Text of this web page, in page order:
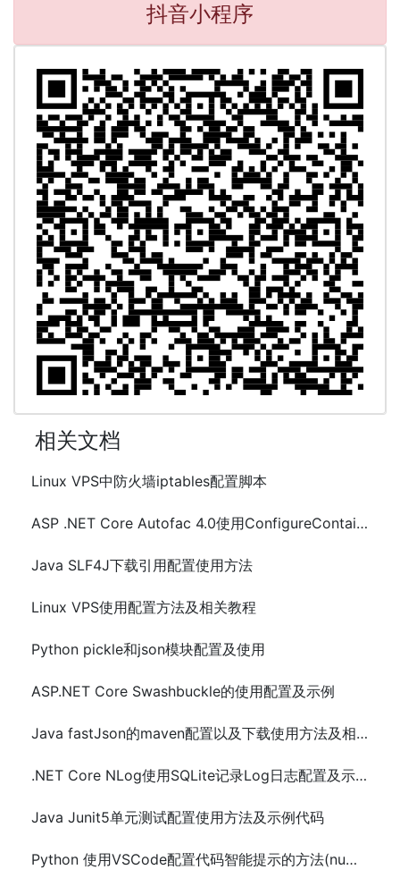
抖音小程序
相关文档
Linux VPS中防火墙iptables配置脚本
ASP .NET Core Autofac 4.0使用ConfigureContainer配置和示例代码
Java SLF4J下载引用配置使用方法
Linux VPS使用配置方法及相关教程
Python pickle和json模块配置及使用
ASP.NET Core Swashbuckle的使用配置及示例
Java fastJson的maven配置以及下载使用方法及相关文档
.NET Core NLog使用SQLite记录Log日志配置及示例代码
Java Junit5单元测试配置使用方法及示例代码
Python 使用VSCode配置代码智能提示的方法(numpy)